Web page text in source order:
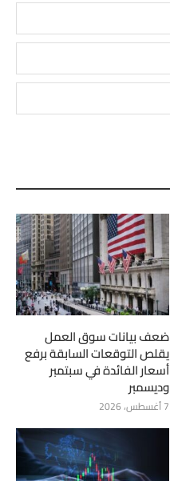
ضعف بيانات سوق العمل
يقلص التوقعات السابقة برفع
أسعار الفائدة في سبتمبر
وديسمبر
7 أغسطس، 2026